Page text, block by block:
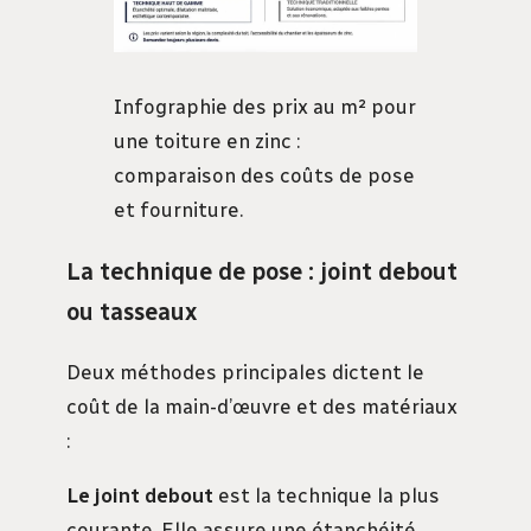
Infographie des prix au m² pour
une toiture en zinc :
comparaison des coûts de pose
et fourniture.
La technique de pose : joint debout
ou tasseaux
Deux méthodes principales dictent le
coût de la main-d’œuvre et des matériaux
:
Le joint debout est la technique la plus